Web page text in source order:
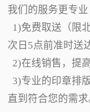
我们的服务更专业
1)免费取送（限
次日5点前准时送
2)在线销售，提
3)专业的印章排
直到符合您的需求